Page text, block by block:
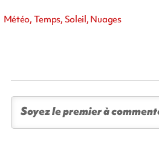
Météo, Temps, Soleil, Nuages